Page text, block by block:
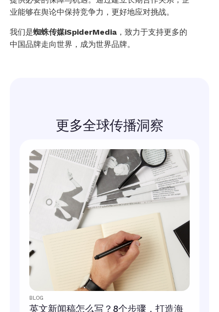
业能够在舆论中保持竞争力，更好地应对挑战。
我们是蜘蛛传媒iSpiderMedia ，致力于支持更多的
中国品牌走向世界，成为世界品牌。
更多全球传播洞察
BLOG
英文新闻稿怎么写？8个步骤，打造海